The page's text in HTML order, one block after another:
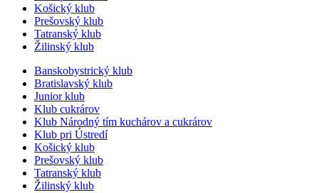
Košický klub
Prešovský klub
Tatranský klub
Žilinský klub
Banskobystrický klub
Bratislavský klub
Junior klub
Klub cukrárov
Klub Národný tím kuchárov a cukrárov
Klub pri Ústredí
Košický klub
Prešovský klub
Tatranský klub
Žilinský klub